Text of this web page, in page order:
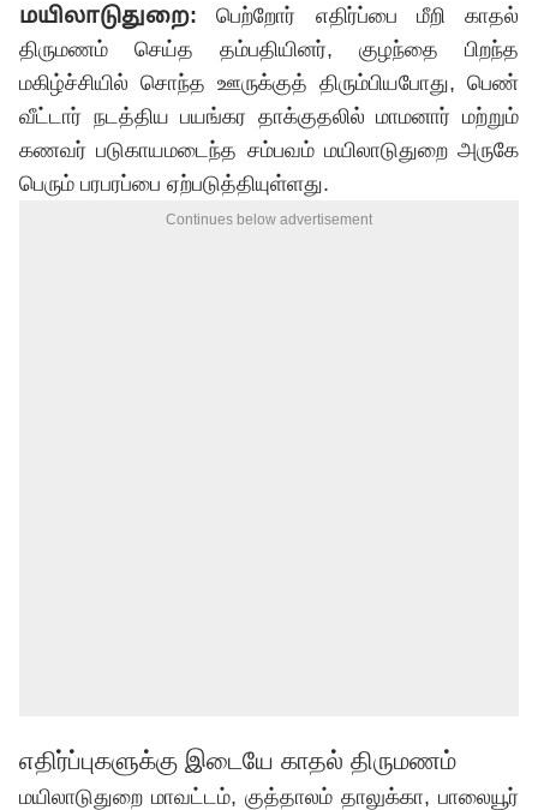
மயிலாடுதுறை:பெற்றோர் எதிர்ப்பை மீறி காதல்
திருமணம் செய்த தம்பதியினர், குழந்தை பிறந்த
மகிழ்ச்சியில் சொந்த ஊருக்குத் திரும்பியபோது, பெண்
வீட்டார் நடத்திய பயங்கர தாக்குதலில் மாமனார் மற்றும்
கணவர் படுகாயமடைந்த சம்பவம் மயிலாடுதுறை அருகே
பெரும் பரபரப்பை ஏற்படுத்தியுள்ளது.
Continues below advertisement
எதிர்ப்புகளுக்கு இடையே காதல் திருமணம்
மயிலாடுதுறை மாவட்டம், குத்தாலம் தாலுக்கா, பாலையூர்